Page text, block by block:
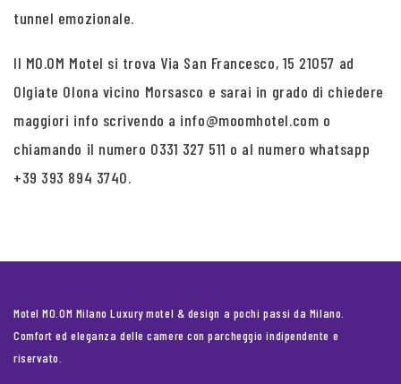
tunnel emozionale.
Il MO.OM Motel si trova Via San Francesco, 15 21057 ad
Olgiate Olona vicino Morsasco e sarai in grado di chiedere
maggiori info scrivendo a info@moomhotel.com o
chiamando il numero 0331 327 511 o al numero whatsapp
+39 393 894 3740.
Motel MO.OM Milano Luxury motel & design a pochi passi da Milano.
Comfort ed eleganza delle camere con parcheggio indipendente e
riservato.